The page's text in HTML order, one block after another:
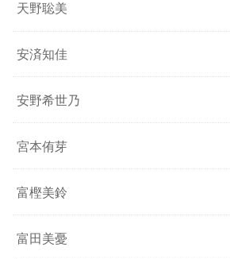
天野聡美
安済知佳
安野希世乃
宮本侑芽
富樫美鈴
富田美憂